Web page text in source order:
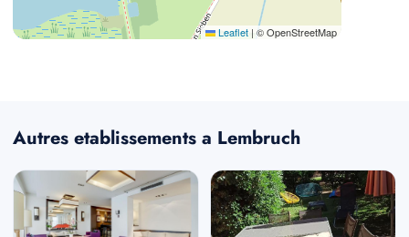
Leaflet | © OpenStreetMap
Autres etablissements a Lembruch